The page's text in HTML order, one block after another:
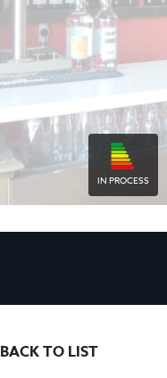
IN PROCESS
BACK TO LIST